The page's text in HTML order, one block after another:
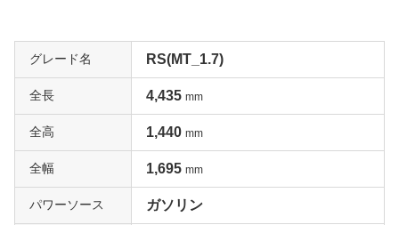
グレード名 RS(MT_1.7)
全長 4,435 mm
全高 1,440 mm
全幅 1,695 mm
パワーソース ガソリン